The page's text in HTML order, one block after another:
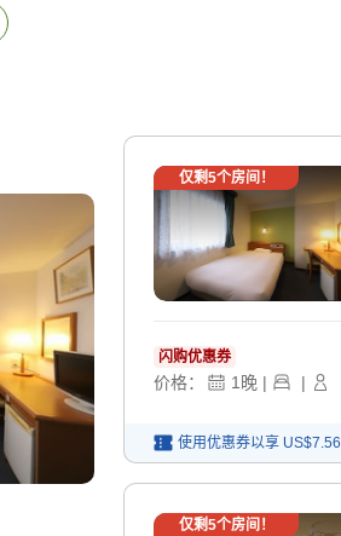
仅剩5个房间！
闪购优惠券
价格： 1晚 | |
使用优惠券以享 US$7.56
仅剩5个房间！